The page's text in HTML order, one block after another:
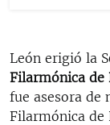
León erigió la S
Filarmónica de
fue asesora de
Filarmónica de